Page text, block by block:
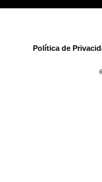
Política de